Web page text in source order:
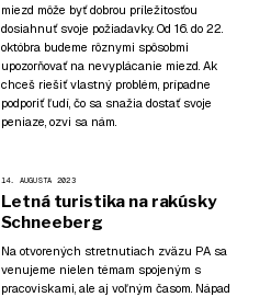
miezd môže byť dobrou príležitosťou
dosiahnuť svoje požiadavky. Od 16. do 22.
októbra budeme rôznymi spôsobmi
upozorňovať na nevyplácanie miezd. Ak
chceš riešiť vlastný problém, prípadne
podporiť ľudí, čo sa snažia dostať svoje
peniaze, ozvi sa nám.
14. AUGUSTA 2023
Letná turistika na rakúsky
Schneeberg
Na otvorených stretnutiach zväzu PA sa
venujeme nielen témam spojeným s
pracoviskami, ale aj voľným časom. Nápad